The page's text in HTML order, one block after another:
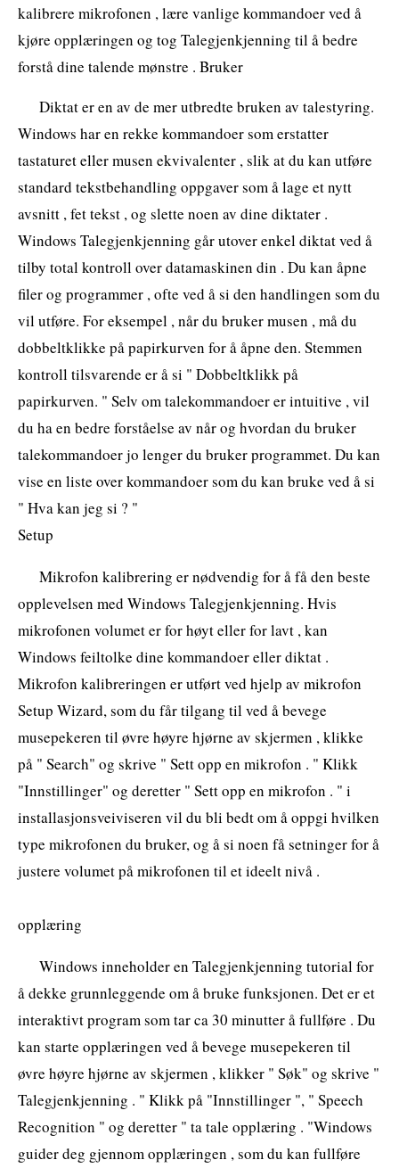
kalibrere mikrofonen , lære vanlige kommandoer ved å
kjøre opplæringen og tog Talegjenkjenning til å bedre
forstå dine talende mønstre . Bruker
Diktat er en av de mer utbredte bruken av talestyring.
Windows har en rekke kommandoer som erstatter
tastaturet eller musen ekvivalenter , slik at du kan utføre
standard tekstbehandling oppgaver som å lage et nytt
avsnitt , fet tekst , og slette noen av dine diktater .
Windows Talegjenkjenning går utover enkel diktat ved å
tilby total kontroll over datamaskinen din . Du kan åpne
filer og programmer , ofte ved å si den handlingen som du
vil utføre. For eksempel , når du bruker musen , må du
dobbeltklikke på papirkurven for å åpne den. Stemmen
kontroll tilsvarende er å si " Dobbeltklikk på
papirkurven. " Selv om talekommandoer er intuitive , vil
du ha en bedre forståelse av når og hvordan du bruker
talekommandoer jo lenger du bruker programmet. Du kan
vise en liste over kommandoer som du kan bruke ved å si
" Hva kan jeg si ? "
Setup
Mikrofon kalibrering er nødvendig for å få den beste
opplevelsen med Windows Talegjenkjenning. Hvis
mikrofonen volumet er for høyt eller for lavt , kan
Windows feiltolke dine kommandoer eller diktat .
Mikrofon kalibreringen er utført ved hjelp av mikrofon
Setup Wizard, som du får tilgang til ved å bevege
musepekeren til øvre høyre hjørne av skjermen , klikke
på " Search" og skrive " Sett opp en mikrofon . " Klikk
"Innstillinger" og deretter " Sett opp en mikrofon . " i
installasjonsveiviseren vil du bli bedt om å oppgi hvilken
type mikrofonen du bruker, og å si noen få setninger for å
justere volumet på mikrofonen til et ideelt nivå .
opplæring
Windows inneholder en Talegjenkjenning tutorial for
å dekke grunnleggende om å bruke funksjonen. Det er et
interaktivt program som tar ca 30 minutter å fullføre . Du
kan starte opplæringen ved å bevege musepekeren til
øvre høyre hjørne av skjermen , klikker " Søk" og skrive "
Talegjenkjenning . " Klikk på "Innstillinger ", " Speech
Recognition " og deretter " ta tale opplæring . "Windows
guider deg gjennom opplæringen , som du kan fullføre